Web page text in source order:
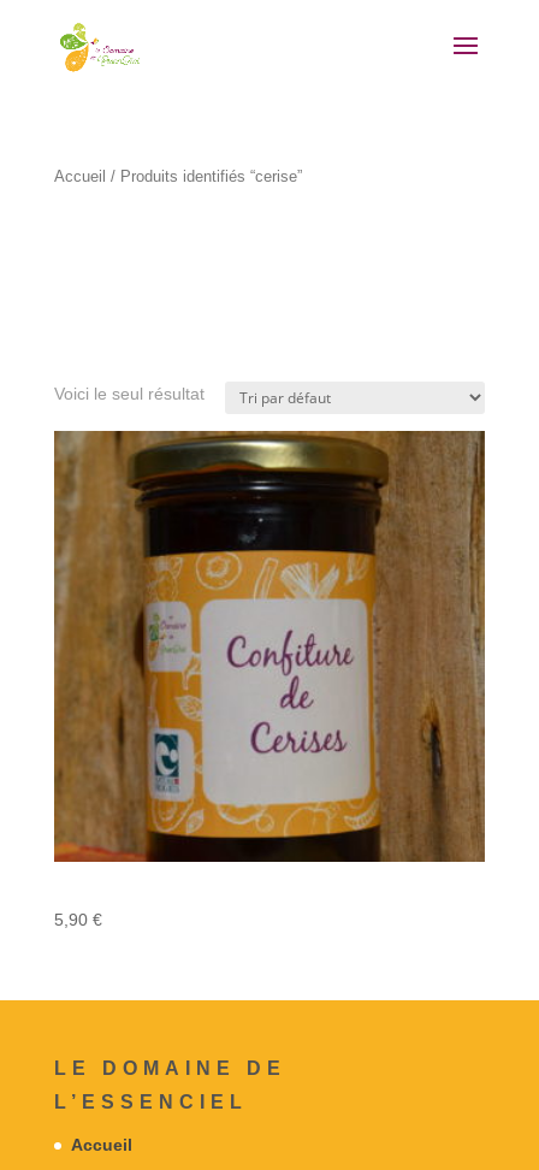
Accueil / Produits identifiés “cerise”
Voici le seul résultat
5,90 €
LE DOMAINE DE
L’ESSENCIEL
Accueil